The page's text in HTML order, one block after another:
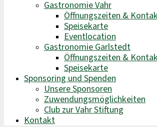
Gastronomie Vahr
Öffnungszeiten &
Speisekarte
Eventlocation
Gastronomie Garlstedt
Öffnungszeiten &
Speisekarte
Sponsoring und Spenden
Unsere Sponsoren
Zuwendungsmöglichkeiten
Club zur Vahr Stiftung
Kontakt